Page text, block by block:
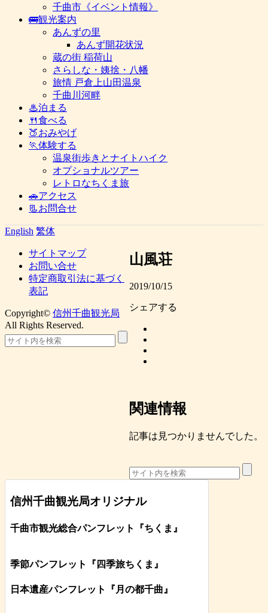
千曲市《イベント情報》
🚌観光案内
あんずの里
あんず開花状況
蔵の街 稲荷山
さらしな・姨捨・八幡
旅情 戸倉上山田温泉
千曲川河畔
♨泊まる
🍴食べる
🍑おみやげ
🏃体験する
温泉街歩きとナイトハイク
オプショナルツアー
レトロなちくま旅
🚗アクセス
📃お問合せ
English 繁体
山風荘
2019/10/15
シェアする
関連情報
記事は見つかりませんでした。
信州千曲観光局オリジナル
千曲市観光総合パンフレット 『ちくま 』
季節パンフレット『四季旅ちくま』
日本遺産パンフレット 『月の都千曲 』
サイトマップ
お問い合せ
特定商取引法に基づく
表記
Copyright© 信州千曲観光局
All Rights Reserved.